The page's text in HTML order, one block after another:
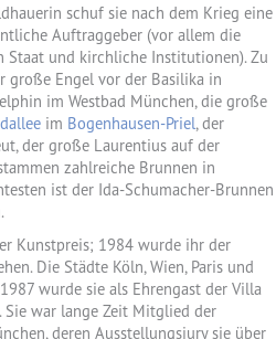
schuf sie nach dem Krieg eine
Auftraggeber (vor allem die
Staat und kirchliche Institutionen). Zu
große Engel vor der Basilika in
im Westbad München, die große
im Bogenhausen-Priel, der
der große Laurentius auf der
zahlreiche Brunnen in
ist der Ida-Schumacher-Brunnen
Kunstpreis; 1984 wurde ihr der
Die Städte Köln, Wien, Paris und
wurde sie als Ehrengast der Villa
Sie war lange Zeit Mitglied der
deren Ausstellungsjury sie über